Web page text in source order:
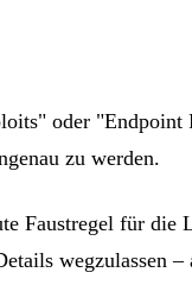
oder
zu werden.
Faustregel für die
wegzulassen